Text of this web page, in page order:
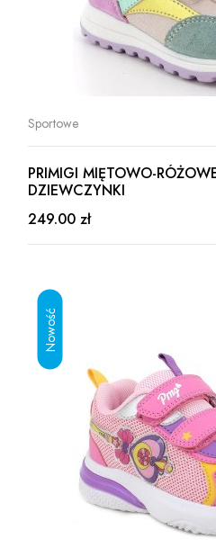
Sportowe
PRIMIGI MIĘTOWO-
DZIEWCZYNKI
249.00 zł